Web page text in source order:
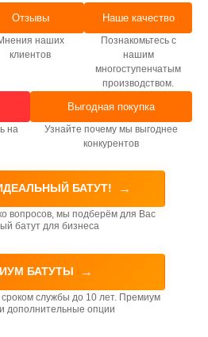
Отзывы
наших
клиентов
Наше качество
Познакомьтесь с
нашим
многоступенчатым
производством.
на
Выгодная покупка
Узнайте почему мы выгоднее
конкурентов
БАТУТ! →
вопросов, мы подберём для Вас
батут для бизнеса
БАТУТЫ →
службы до 10 лет. Премиум
дополнительные опции